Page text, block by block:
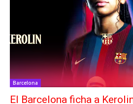
Barcelona
El Barcelona ficha a